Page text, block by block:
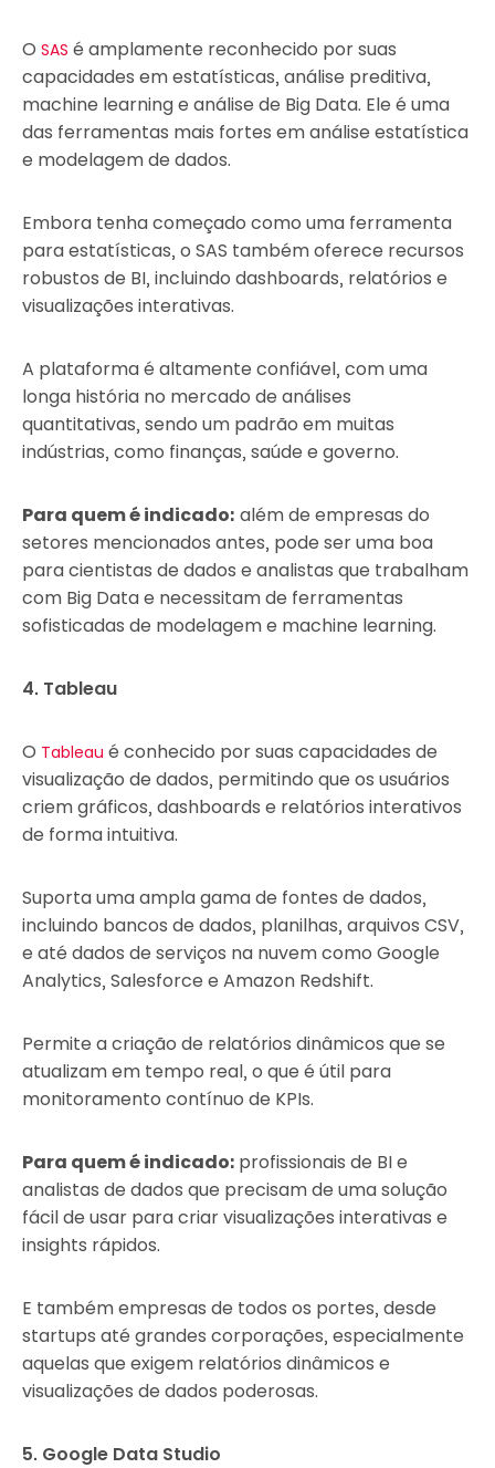
O SAS é amplamente reconhecido por suas
capacidades em estatísticas, análise preditiva,
machine learning e análise de Big Data. Ele é uma
das ferramentas mais fortes em análise estatística
e modelagem de dados.
Embora tenha começado como uma ferramenta
para estatísticas, o SAS também oferece recursos
robustos de BI, incluindo dashboards, relatórios e
visualizações interativas.
A plataforma é altamente confiável, com uma
longa história no mercado de análises
quantitativas, sendo um padrão em muitas
indústrias, como finanças, saúde e governo.
Para quem é indicado: além de empresas do
setores mencionados antes, pode ser uma boa
para cientistas de dados e analistas que trabalham
com Big Data e necessitam de ferramentas
sofisticadas de modelagem e machine learning.
4. Tableau
O Tableau é conhecido por suas capacidades de
visualização de dados, permitindo que os usuários
criem gráficos, dashboards e relatórios interativos
de forma intuitiva.
Suporta uma ampla gama de fontes de dados,
incluindo bancos de dados, planilhas, arquivos CSV,
e até dados de serviços na nuvem como Google
Analytics, Salesforce e Amazon Redshift.
Permite a criação de relatórios dinâmicos que se
atualizam em tempo real, o que é útil para
monitoramento contínuo de KPIs.
Para quem é indicado: profissionais de BI e
analistas de dados que precisam de uma solução
fácil de usar para criar visualizações interativas e
insights rápidos.
E também empresas de todos os portes, desde
startups até grandes corporações, especialmente
aquelas que exigem relatórios dinâmicos e
visualizações de dados poderosas.
5. Google Data Studio